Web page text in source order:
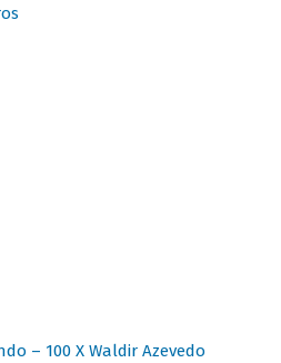
– 100 X Waldir Azevedo